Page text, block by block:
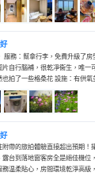
服務：幫拿行李，免費升級了
片自行腦補，很乾凈衞生，唯一
也拍了一些格桑花 設施：有供
附帶的旅拍體驗直接超出預期！
露台到落地窗客房全是絕佳機位
務温柔貼心，房間環境乾淨高